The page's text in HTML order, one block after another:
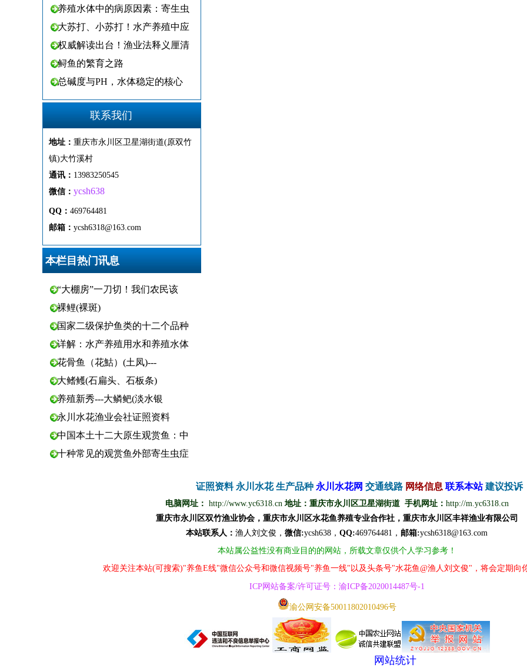
养殖水体中的病原因素：寄生虫
大苏打、小苏打！水产养殖中应
权威解读出台！渔业法释义厘清
鲟鱼的繁育之路
总碱度与PH，水体稳定的核心
联系我们
地址： 重庆市永 川区卫星湖街道(原双竹
镇)大竹溪村
通讯 ： 13983250545
微信： ycsh638
QQ： 469764481
邮箱： ycsh6318@163.com
本栏目热门讯息
“大棚房”一刀切！我们农民该
裸鲤(裸斑)
国家二级保护鱼类的十二个品种
详解：水产养殖用水和养殖水体
花骨鱼（花鮕）(土凤)---
大鳍鳠(石扁头、石板条)
养殖新秀---大鳞鲃(淡水银
永川水花渔业会社证照资料
中国本土十二大原生观赏鱼：中
十种常见的观赏鱼外部寄生虫症
电脑网址： http://www.yc6318.cn 地址：重庆市永川区卫星湖街道 手机网址： http://m.yc6318.cn
重庆市永川区双竹渔业协会，重庆市永川区水花鱼养殖专业合作社，重庆市永川区丰祥渔业有限公司
本站联系人 ： 渔 人刘 文俊 ， 微信:ycsh638， QQ:469764481， 邮箱:ycsh6318@163.com
本站属公益性没有商业目的的网站，所载文章仅供个人学习参考！
欢迎关注本站(可搜索)"养鱼E线"微信公众号和微信视频号"养鱼一线"以及头条号"水花鱼@渔人刘文俊"，将会定期向
ICP网 站备案/许可证号： 渝ICP备2020014487号-1
渝公网安备50011802010496号
证照资料 永川水花 生产品种 永 川 水花网 交通线路 网络信息 联系本站 建议投诉
网站统计